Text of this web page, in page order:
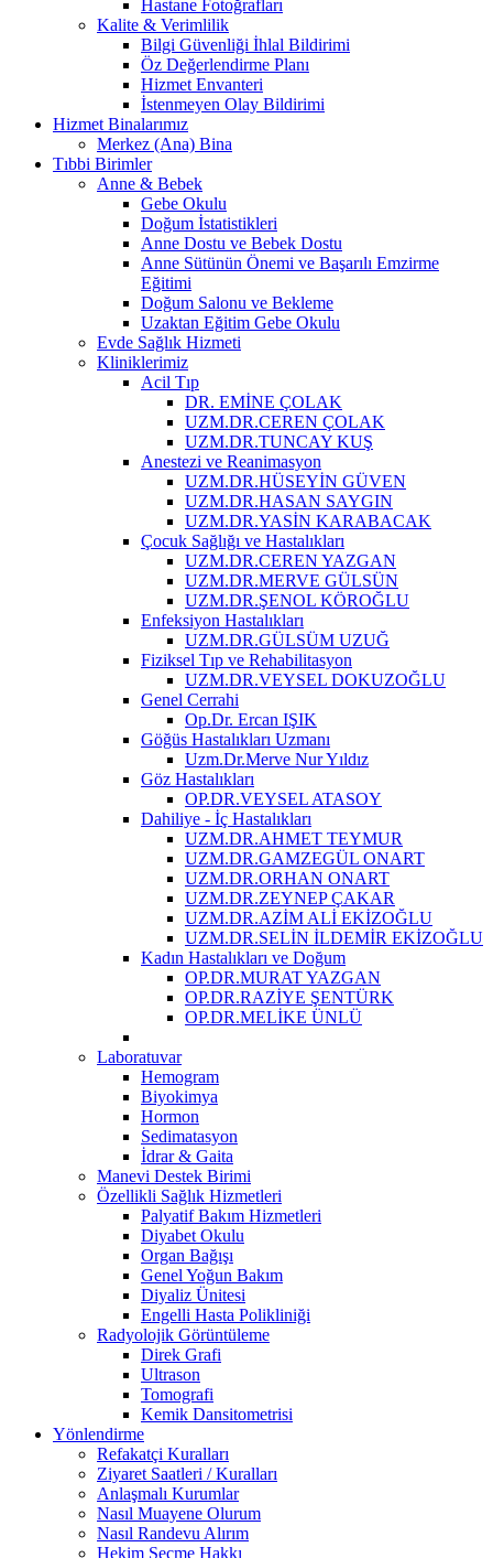
Hastane Fotoğrafları
Kalite & Verimlilik
Bilgi Güvenliği İhlal Bildirimi
Öz Değerlendirme Planı
Hizmet Envanteri
İstenmeyen Olay Bildirimi
Hizmet Binalarımız
Merkez (Ana) Bina
Tıbbi Birimler
Anne & Bebek
Gebe Okulu
Doğum İstatistikleri
Anne Dostu ve Bebek Dostu
Anne Sütünün Önemi ve Başarılı Emzirme
Eğitimi
Doğum Salonu ve Bekleme
Uzaktan Eğitim Gebe Okulu
Evde Sağlık Hizmeti
Kliniklerimiz
Acil Tıp
DR. EMİNE ÇOLAK
UZM.DR.CEREN ÇOLAK
UZM.DR.TUNCAY KUŞ
Anestezi ve Reanimasyon
UZM.DR.HÜSEYİN GÜVEN
UZM.DR.HASAN SAYGIN
UZM.DR.YASİN KARABACAK
Çocuk Sağlığı ve Hastalıkları
UZM.DR.CEREN YAZGAN
UZM.DR.MERVE GÜLSÜN
UZM.DR.ŞENOL KÖROĞLU
Enfeksiyon Hastalıkları
UZM.DR.GÜLSÜM UZUĞ
Fiziksel Tıp ve Rehabilitasyon
UZM.DR.VEYSEL DOKUZOĞLU
Genel Cerrahi
Op.Dr. Ercan IŞIK
Göğüs Hastalıkları Uzmanı
Uzm.Dr.Merve Nur Yıldız
Göz Hastalıkları
OP.DR.VEYSEL ATASOY
Dahiliye - İç Hastalıkları
UZM.DR.AHMET TEYMUR
UZM.DR.GAMZEGÜL ONART
UZM.DR.ORHAN ONART
UZM.DR.ZEYNEP ÇAKAR
UZM.DR.AZİM ALİ EKİZOĞLU
UZM.DR.SELİN İLDEMİR EKİZOĞLU
Kadın Hastalıkları ve Doğum
OP.DR.MURAT YAZGAN
OP.DR.RAZİYE ŞENTÜRK
OP.DR.MELİKE ÜNLÜ
Laboratuvar
Hemogram
Biyokimya
Hormon
Sedimatasyon
İdrar & Gaita
Manevi Destek Birimi
Özellikli Sağlık Hizmetleri
Palyatif Bakım Hizmetleri
Diyabet Okulu
Organ Bağışı
Genel Yoğun Bakım
Diyaliz Ünitesi
Engelli Hasta Polikliniği
Radyolojik Görüntüleme
Direk Grafi
Ultrason
Tomografi
Kemik Dansitometrisi
Yönlendirme
Refakatçi Kuralları
Ziyaret Saatleri / Kuralları
Anlaşmalı Kurumlar
Nasıl Muayene Olurum
Nasıl Randevu Alırım
Hekim Seçme Hakkı